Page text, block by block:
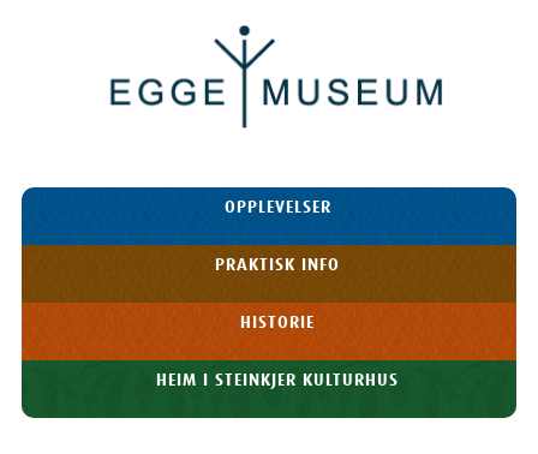
Museum
HOPP TIL
OPPLEVELSER
PRAKTISK INFO
HISTORIE
HEIM I STEINKJER KULTURHUS